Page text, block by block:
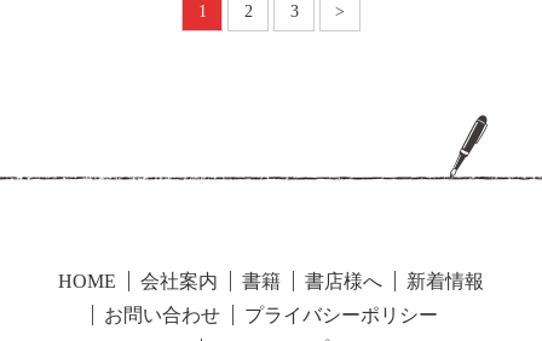
1 2 3 >
HOME 会社案内 書籍 書店様へ
新着情報
お問い合わせ
プライバシーポリシー